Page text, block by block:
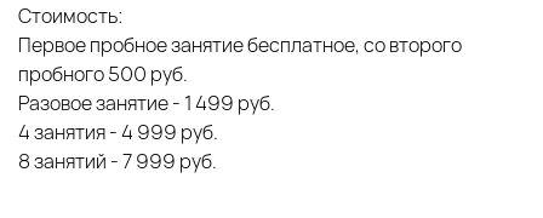
Стоимость:
Первое пробное занятие бесплатное, со второго
пробного 500 руб.
Разовое занятие - 1 499 руб.
4 занятия - 4 999 руб.
8 занятий - 7 999 руб.